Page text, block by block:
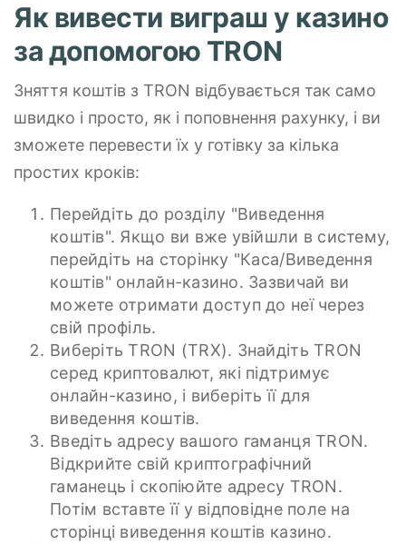
Як вивести виграш у казино
за допомогою TRON
Зняття коштів з TRON відбувається так само
швидко і просто, як і поповнення рахунку, і ви
зможете перевести їх у готівку за кілька
простих кроків:
Перейдіть до розділу "Виведення
коштів". Якщо ви вже увійшли в систему,
перейдіть на сторінку "Каса/Виведення
коштів" онлайн-казино. Зазвичай ви
можете отримати доступ до неї через
свій профіль.
Виберіть TRON (TRX). Знайдіть TRON
серед криптовалют, які підтримує
онлайн-казино, і виберіть її для
виведення коштів.
Введіть адресу вашого гаманця TRON.
Відкрийте свій криптографічний
гаманець і скопіюйте адресу TRON.
Потім вставте її у відповідне поле на
сторінці виведення коштів казино.